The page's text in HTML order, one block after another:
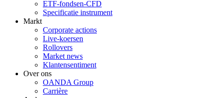
ETF-fondsen-CFD
Specificatie instrument
Markt
Corporate actions
Live-koersen
Rollovers
Market news
Klantensentiment
Over ons
OANDA Group
Carrière